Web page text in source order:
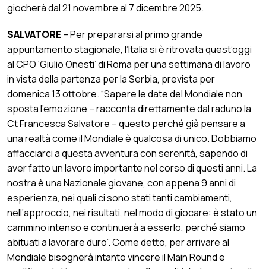
giocherà dal 21 novembre al 7 dicembre 2025.
SALVATORE– Per prepararsi al primo grande
appuntamento stagionale, l’Italia si è ritrovata quest’oggi
al CPO ‘Giulio Onesti’ di Roma per una settimana di lavoro
in vista della partenza per la Serbia, prevista per
domenica 13 ottobre. “Sapere le date del Mondiale non
sposta l’emozione – racconta direttamente dal raduno la
Ct Francesca Salvatore – questo perché già pensare a
una realtà come il Mondiale è qualcosa di unico. Dobbiamo
affacciarci a questa avventura con serenità, sapendo di
aver fatto un lavoro importante nel corso di questi anni. La
nostra è una Nazionale giovane, con appena 9 anni di
esperienza, nei quali ci sono stati tanti cambiamenti,
nell’approccio, nei risultati, nel modo di giocare: è stato un
cammino intenso e continuerà a esserlo, perché siamo
abituati a lavorare duro”. Come detto, per arrivare al
Mondiale bisognerà intanto vincere il Main Round e